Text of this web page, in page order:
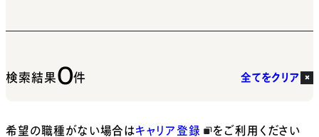
検索結果0件 全てをクリア
希望の職種がない場合はキャリア登録 をご利用ください